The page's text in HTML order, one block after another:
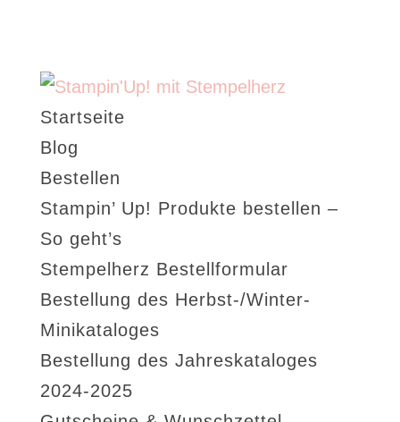
Startseite
Blog
Bestellen
Stampin’ Up! Produkte bestellen –
So geht’s
Stempelherz Bestellformular
Bestellung des Herbst-/Winter-
Minikataloges
Bestellung des Jahreskataloges
2024-2025